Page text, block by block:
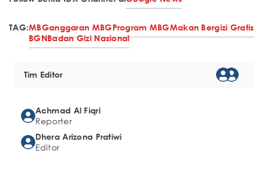
TAG:MBGanggaran MBGProgram MBGMakan Bergizi Gratis
BGNBadan Gizi Nasional
Tim Editor
Achmad Al Fiqri
Reporter
Dhera Arizona Pratiwi
Editor